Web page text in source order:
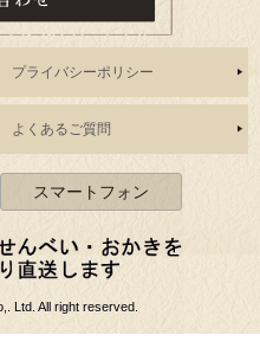
プライバシーポリシー
よくあるご質問
スマートフォン
Ltd. All right reserved.